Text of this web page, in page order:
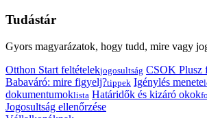
Tudástár
Gyors magyarázatok, hogy tudd, mire vagy
Otthon Start feltételekjogosultság CSOK Plusz
Babaváró: mire figyelj?tippek Igénylés menete
dokumentumoklista Határidők és kizáró okok
Jogosultság ellenőrzése